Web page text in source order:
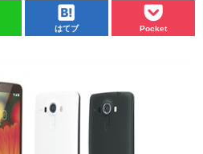
はてブ Pocket